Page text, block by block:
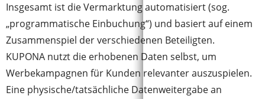
Insgesamt ist die Vermarktung automatisiert (sog.
„programmatische Einbuchung“) und basiert auf einem
Zusammenspiel der verschiedenen Beteiligten.
KUPONA nutzt die erhobenen Daten selbst, um
Werbekampagnen für Kunden relevanter auszuspielen.
Eine physische/tatsächliche Datenweitergabe an